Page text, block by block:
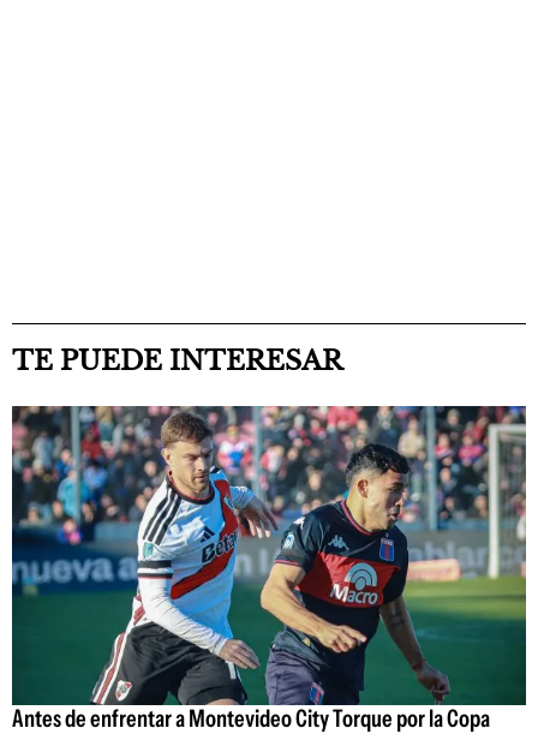
TE PUEDE INTERESAR
Antes de enfrentar a Montevideo City Torque por la Copa